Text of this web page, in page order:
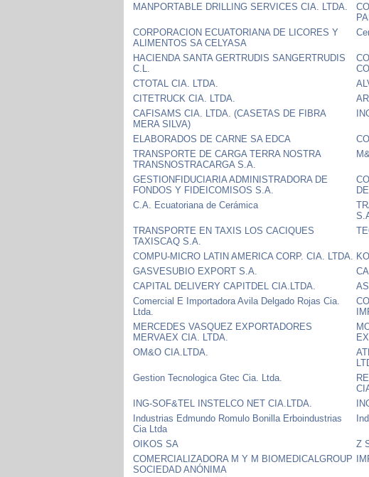
MANPORTABLE DRILLING SERVICES CIA. LTDA.
CORPORACION ECUATORIANA DE LICORES Y
ALIMENTOS SA CELYASA
HACIENDA SANTA GERTRUDIS SANGERTRUDIS
C.L.
CTOTAL CIA. LTDA.
CITETRUCK CIA. LTDA.
CAFISAMS CIA. LTDA. (CASETAS DE FIBRA
MERA SILVA)
ELABORADOS DE CARNE SA EDCA
TRANSPORTE DE CARGA TERRA NOSTRA
TRANSNOSTRACARGA S.A.
GESTIONFIDUCIARIA ADMINISTRADORA DE
FONDOS Y FIDEICOMISOS S.A.
C.A. Ecuatoriana de Cerámica
TRANSPORTE EN TAXIS LOS CACIQUES
TAXISCAQ S.A.
COMPU-MICRO LATIN AMERICA CORP. CIA. LTDA.
GASVESUBIO EXPORT S.A.
CAPITAL DELIVERY CAPITDEL CIA.LTDA.
Comercial E Importadora Avila Delgado Rojas Cia.
Ltda.
MERCEDES VASQUEZ EXPORTADORES
MERVAEX CIA. LTDA.
OM&O CIA.LTDA.
Gestion Tecnologica Gtec Cia. Ltda.
ING-SOF&TEL INSTELCO NET CIA.LTDA.
Industrias Edmundo Romulo Bonilla Erboindustrias
Cia Ltda
OIKOS SA
Z
COMERCIALIZADORA M Y M BIOMEDICALGROUP
SOCIEDAD ANÓNIMA